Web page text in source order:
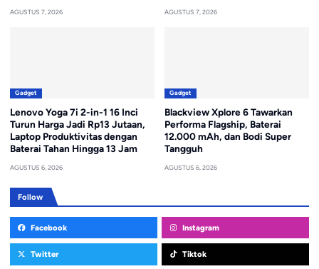
AGUSTUS 7, 2026 AGUSTUS 7, 2026
Gadget
Lenovo Yoga 7i 2-in-1 16 Inci
Turun Harga Jadi Rp13 Jutaan,
Laptop Produktivitas dengan
Baterai Tahan Hingga 13 Jam
AGUSTUS 6, 2026
Gadget
Blackview Xplore 6 Tawarkan
Performa Flagship, Baterai
12.000 mAh, dan Bodi Super
Tangguh
AGUSTUS 6, 2026
Follow
Facebook Instagram
Twitter Tiktok